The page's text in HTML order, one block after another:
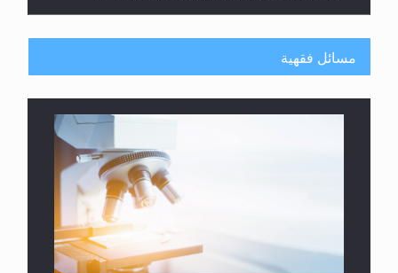
مسائل فقهية